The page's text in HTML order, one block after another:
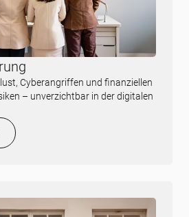
Cyberangriffen und finanziellen
– unverzichtbar in der digitalen